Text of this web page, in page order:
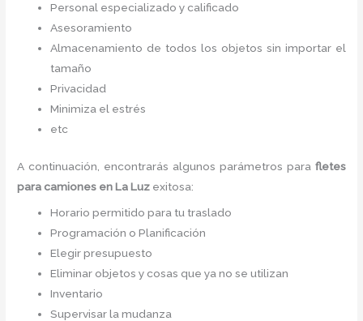
Personal especializado y calificado
Asesoramiento
Almacenamiento de todos los objetos sin importar el
tamaño
Privacidad
Minimiza el estrés
etc
A continuación, encontrarás algunos parámetros para fletes
para camiones en La Luz exitosa:
Horario permitido para tu traslado
Programación o Planificación
Elegir presupuesto
Eliminar objetos y cosas que ya no se utilizan
Inventario
Supervisar la mudanza